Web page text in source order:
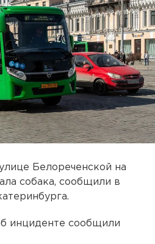
Белореченской на
собака, сообщили в
инциденте сообщили